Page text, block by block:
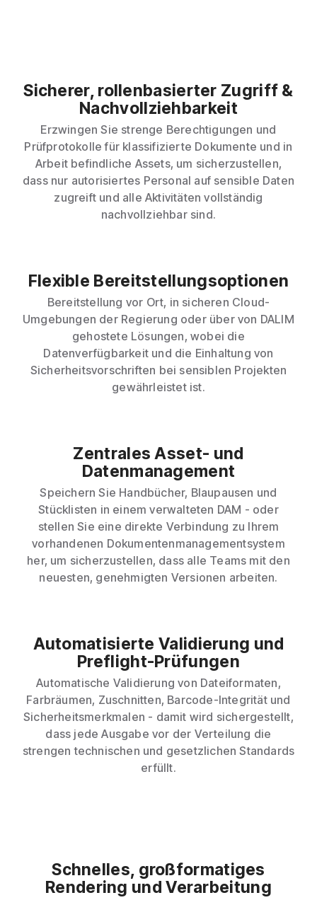
Sicherer, rollenbasierter Zugriff &
Nachvollziehbarkeit
Erzwingen Sie strenge Berechtigungen und
Prüfprotokolle für klassifizierte Dokumente und in
Arbeit befindliche Assets, um sicherzustellen,
dass nur autorisiertes Personal auf sensible Daten
zugreift und alle Aktivitäten vollständig
nachvollziehbar sind.
Flexible Bereitstellungsoptionen
Bereitstellung vor Ort, in sicheren Cloud-
Umgebungen der Regierung oder über von DALIM
gehostete Lösungen, wobei die
Datenverfügbarkeit und die Einhaltung von
Sicherheitsvorschriften bei sensiblen Projekten
gewährleistet ist.
Zentrales Asset- und
Datenmanagement
Speichern Sie Handbücher, Blaupausen und
Stücklisten in einem verwalteten DAM - oder
stellen Sie eine direkte Verbindung zu Ihrem
vorhandenen Dokumentenmanagementsystem
her, um sicherzustellen, dass alle Teams mit den
neuesten, genehmigten Versionen arbeiten.
Automatisierte Validierung und
Preflight-Prüfungen
Automatische Validierung von Dateiformaten,
Farbräumen, Zuschnitten, Barcode-Integrität und
Sicherheitsmerkmalen - damit wird sichergestellt,
dass jede Ausgabe vor der Verteilung die
strengen technischen und gesetzlichen Standards
erfüllt.
Schnelles, großformatiges
Rendering und Verarbeitung